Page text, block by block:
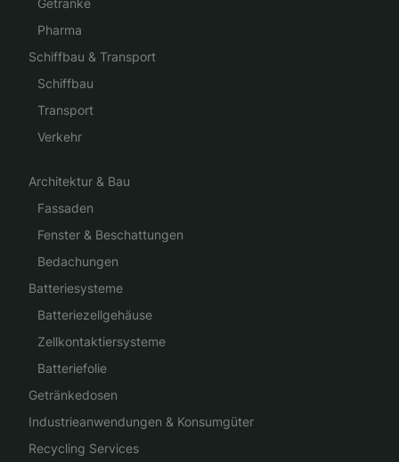
Getränke
Pharma
Schiffbau & Transport
Schiffbau
Transport
Verkehr
Architektur & Bau
Fassaden
Fenster & Beschattungen
Bedachungen
Batteriesysteme
Batteriezellgehäuse
Zellkontaktiersysteme
Batteriefolie
Getränkedosen
Industrieanwendungen & Konsumgüter
Recycling Services